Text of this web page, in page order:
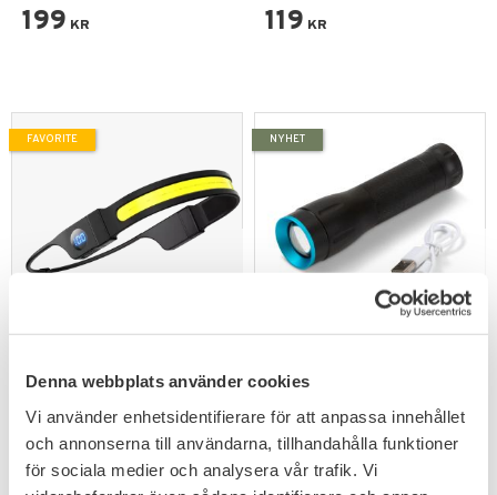
Denna webbplats använder cookies
Vi använder enhetsidentifierare för att anpassa innehållet
och annonserna till användarna, tillhandahålla funktioner
för sociala medier och analysera vår trafik. Vi
199 KR 119 KR
Add to favorites
Pannlampa G29 Headband
på 300 lumen.
239
FAVORITE
Add to favorites
Ficklampa FL10ZR 500 lm
med zoomfunktion
319
NYHET